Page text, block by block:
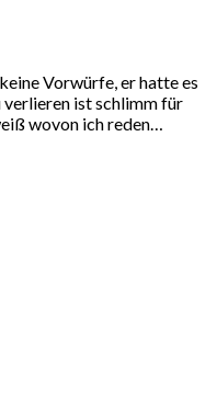
Vorwürfe, er hatte es
ist schlimm für
wovon ich reden…